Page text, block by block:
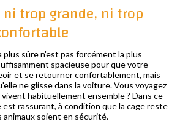
trop grande, ni trop
plus sûre n'est pas forcément la plus
spacieuse pour que votre
et se retourner confortablement, mais
ne glisse dans la voiture. Vous voyagez
vivent habituellement ensemble ? Dans ce
est rassurant, à condition que la cage reste
soient en sécurité.